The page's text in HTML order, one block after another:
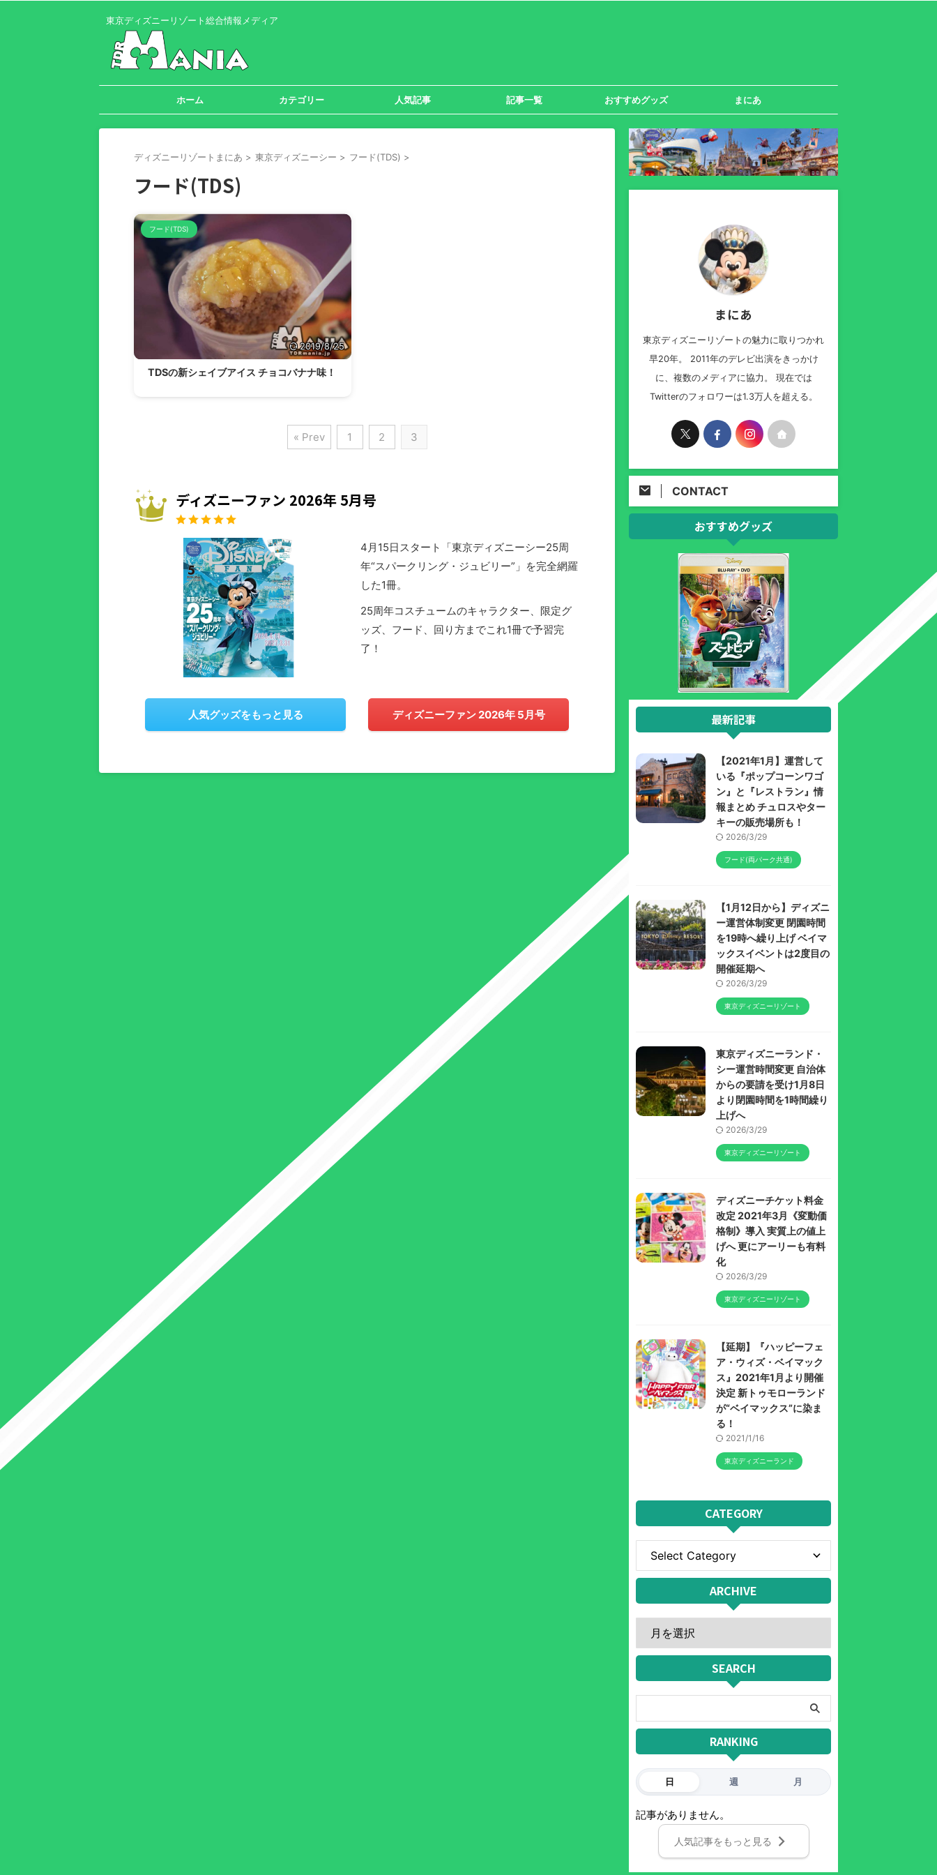
東京ディズニーリゾート総合情報メディア
ホーム カテゴリー 人気記事 記事一覧 おすすめグッズ まにあ
ディズニーリゾートまにあ > 東京ディズニーシー > フード(TDS) >
フード(TDS)
フード(TDS)
2019/8/25
TDSの新シェイブアイス チョコバナナ味！
« Prev 1 2 3
ディズニーファン 2026年 5月号
4月15日スタート「東京ディズニーシー25周
年“スパークリング・ジュビリー”」を完全網羅
した1冊。
25周年コスチュームのキャラクター、限定グ
ッズ、フード、回り方までこれ1冊で予習完
了！
人気グッズをもっと見る ディズニーファン 2026年 5月号
まにあ
東京ディズニーリゾートの魅力に取りつかれ
早20年。 2011年のデレビ出演をきっかけ
に、複数のメディアに協力。 現在では
Twitterのフォロワーは1.3万人を超える。
CONTACT
おすすめグッズ
最新記事
【2021年1月】運営して
いる『ポップコーンワゴ
ン』と『レストラン』情
報まとめ チュロスやター
キーの販売場所も！
2026/3/29
フード(両パーク共通)
【1月12日から】ディズニ
ー運営体制変更 閉園時間
を19時へ繰り上げ ベイマ
ックスイベントは2度目の
開催延期へ
2026/3/29
東京ディズニーリゾート
東京ディズニーランド・
シー運営時間変更 自治体
からの要請を受け1月8日
より閉園時間を1時間繰り
上げへ
2026/3/29
東京ディズニーリゾート
ディズニーチケット料金
改定 2021年3月《変動価
格制》導入 実質上の値上
げへ 更にアーリーも有料
化
2026/3/29
東京ディズニーリゾート
【延期】『ハッピーフェ
ア・ウィズ・ベイマック
ス』2021年1月より開催
決定 新トゥモローランド
が“ベイマックス”に染ま
る！
2021/1/16
東京ディズニーランド
CATEGORY
ARCHIVE
SEARCH
RANKING
日 週 月
記事がありません。
人気記事をもっと見る